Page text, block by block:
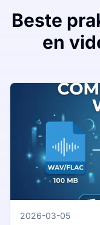
Beste
en
2026-03-05